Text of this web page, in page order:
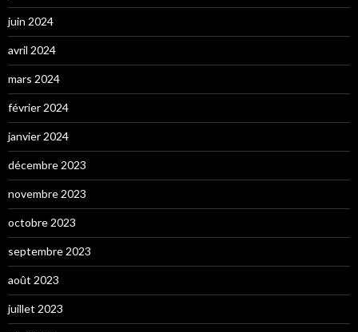
juin 2024
avril 2024
mars 2024
février 2024
janvier 2024
décembre 2023
novembre 2023
octobre 2023
septembre 2023
août 2023
juillet 2023